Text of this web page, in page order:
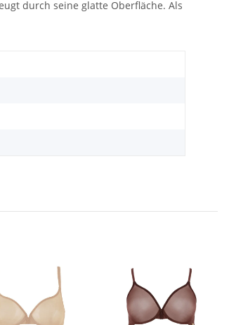
durch seine glatte Oberfläche. Als